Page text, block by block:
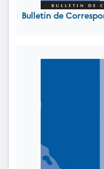
Bulletin de